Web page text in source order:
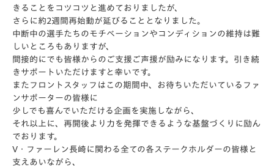
きることをコツコツと進めておりましたが、
さらに約2週間再始動が延びることとなりました。
中断中の選手たちのモチベーションやコンディションの維持は難
しいところもありますが、
間接的にでも皆様からのご支援ご声援が励みになります。引き続
きサポートいただけますと幸いです。
またフロントスタッフはこの期間中、お待ちいただいているファ
ンサポーターの皆様に
少しでも喜んでいただける企画を実施しながら、
それ以上に、再開後より力を発揮できるような基盤づくりに励ん
でおります。
V・ファーレン長崎に関わる全ての各ステークホルダーの皆様と
支えあいながら、